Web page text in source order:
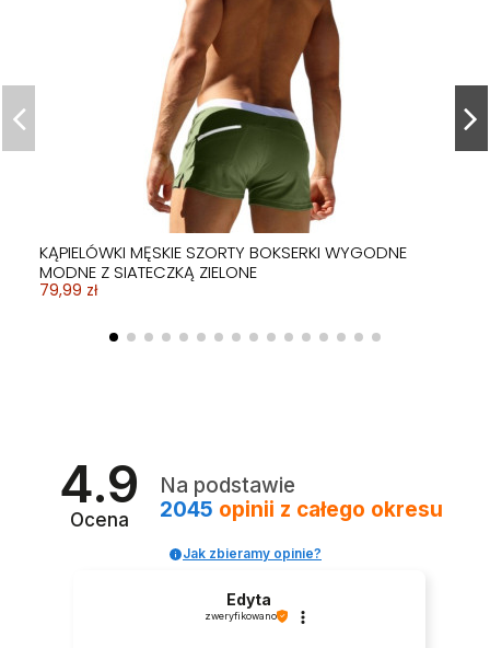
KĄPIELÓWKI MĘSKIE SZORTY BOKSERKI WYGODNE
MODNE Z SIATECZKĄ ZIELONE
79,99 zł
4.9
Ocena
Na podstawie
2045 opinii z całego okresu
Jak zbieramy opinie?
Edyta
zweryfikowano